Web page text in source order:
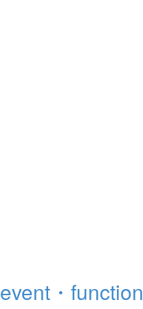
event・function